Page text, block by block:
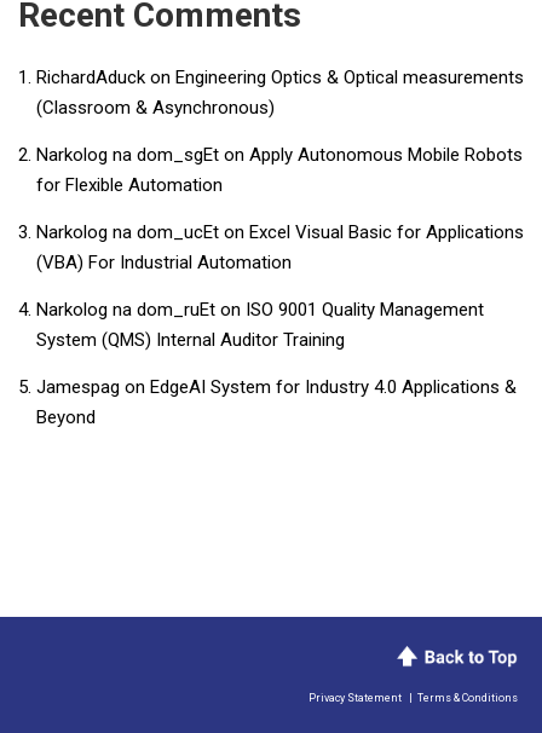
Recent Comments
RichardAduck on Engineering Optics & Optical measurements
(Classroom & Asynchronous)
Narkolog na dom_sgEt on Apply Autonomous Mobile Robots
for Flexible Automation
Narkolog na dom_ucEt on ​​Excel Visual Basic for Applications
(VBA) For Industrial Automation​
Narkolog na dom_ruEt on ISO 9001 Quality Management
System (QMS) Internal Auditor Training
Jamespag on EdgeAI System for Industry 4.0 Applications &
Beyond
Privacy Statement Terms & Conditions